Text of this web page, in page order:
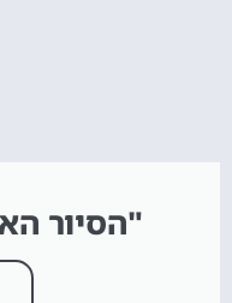
"הסיור